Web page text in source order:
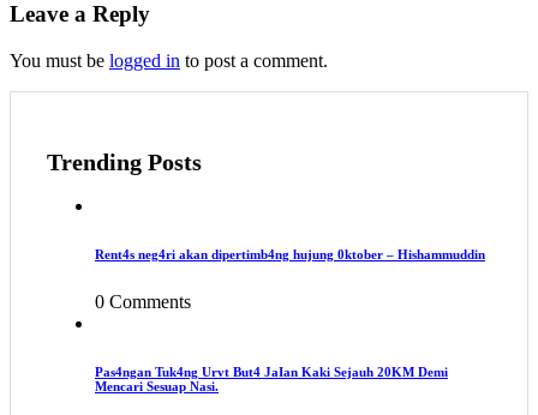
Leave a Reply
You must be logged in to post a comment.
Trending Posts
Rent4s neg4ri akan dipertimb4ng hujung 0ktober – Hishammuddin
0 Comments
Pas4ngan Tuk4ng Urvt But4 JaIan Kaki Sejauh 20KM Demi
Mencari Sesuap Nasi.